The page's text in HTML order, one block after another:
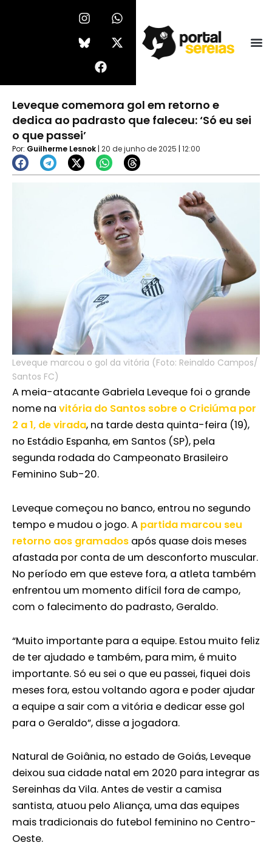
I
n
s
t
r
m
W
h
a
t
p
X
-
t
w
t
r
b
o
o
Leveque comemora gol em retorno e
dedica ao padrasto que faleceu: ‘Só eu sei
o que passei’
Por: Guilherme Lesnok | 20 de junho de 2025 | 12:00
Leveque marcou o gol da vitória (Foto: Reinaldo Campos/
Santos FC)
A meia-atacante Gabriela Leveque foi o grande
nome na vitória do Santos sobre o Criciúma por
2 a 1, de virada, na tarde desta quinta-feira (19),
no Estádio Espanha, em Santos (SP), pela
segunda rodada do Campeonato Brasileiro
Feminino Sub-20.
Leveque começou no banco, entrou no segundo
tempo e mudou o jogo. A partida marcou seu
retorno aos gramados após quase dois meses
afastada por conta de um desconforto muscular.
No período em que esteve fora, a atleta também
enfrentou um momento difícil fora de campo,
com o falecimento do padrasto, Geraldo.
“Muito importante para a equipe. Estou muito feliz
de ter ajudado e também, para mim, é muito
importante. Só eu sei o que eu passei, fiquei dois
meses fora, estou voltando agora e poder ajudar
a equipe a sair com a vitória e dedicar esse gol
para o Geraldo”, disse a jogadora.
Natural de Goiânia, no estado de Goiás, Leveque
deixou sua cidade natal em 2020 para integrar as
Sereinhas da Vila. Antes de vestir a camisa
santista, atuou pelo Aliança, uma das equipes
mais tradicionais do futebol feminino no Centro-
Oeste.